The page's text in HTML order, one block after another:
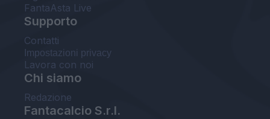
FantaAsta Live
Supporto
Contatti
Impostazioni privacy
Lavora con noi
Chi siamo
Redazione
Fantacalcio S.r.l.